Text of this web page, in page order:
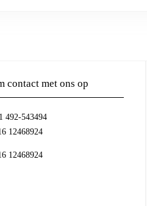
contact met ons op
492-543494
12468924
12468924